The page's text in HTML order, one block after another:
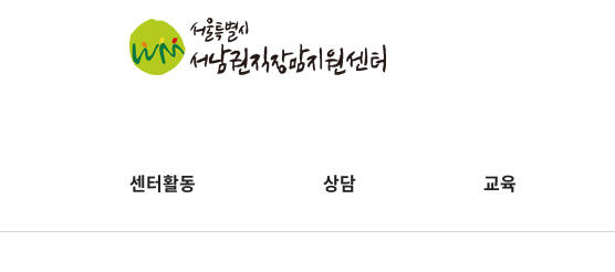
센터활동 상담 교육